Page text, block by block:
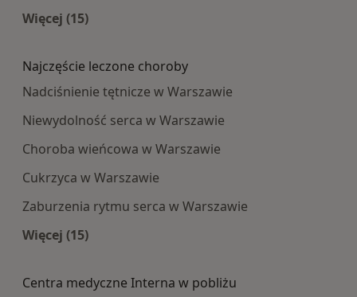
Więcej (15)
Najczęście leczone choroby
Nadciśnienie tętnicze w Warszawie
Niewydolność serca w Warszawie
Choroba wieńcowa w Warszawie
Cukrzyca w Warszawie
Zaburzenia rytmu serca w Warszawie
Więcej (15)
Centra medyczne Interna w pobliżu